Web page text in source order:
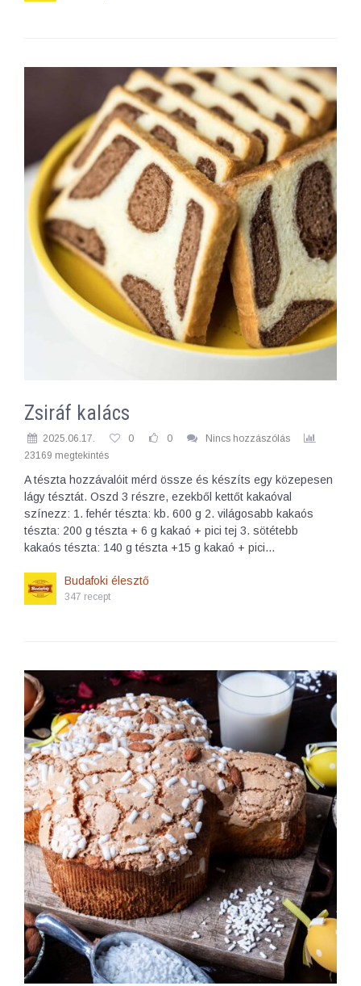
Zsiráf kalács
2025.06.17. 0 0
Nincs hozzászólás
23169 megtekintés
A tészta hozzávalóit mérd össze és készíts egy közepesen
lágy tésztát. Oszd 3 részre, ezekből kettőt kakaóval
színezz: 1. fehér tészta: kb. 600 g 2. világosabb kakaós
tészta: 200 g tészta + 6 g kakaó + pici tej 3. sötétebb
kakaós tészta: 140 g tészta +15 g kakaó + pici…
Budafoki élesztő
347 recept